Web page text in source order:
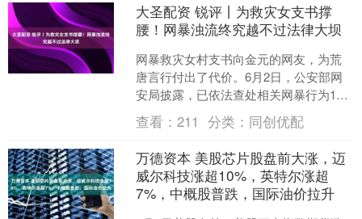
大圣配资 锐评丨为救灾女支书撑
腰！网暴浊流终究越不过法律大坝
网暴救灾女村支书向金元的网友，为荒
唐言行付出了代价。6月2日，公安部网
安局披露，已依法查处相关网暴行为15
起，对秦某某、未某某等人依法行政处
罚。消息一出，许多网....
查看：211 分类： 同创优配
万德资本 美股芯片股盘前大涨，迈
威尔科技涨超10%，英特尔涨超
7%，中概股普跌，国际油价拉升